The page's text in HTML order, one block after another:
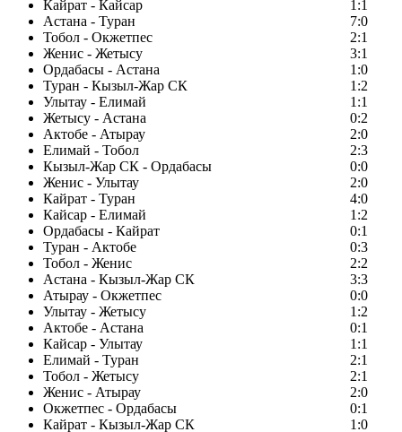
Кайрат - Кайсар
1:1
Астана - Туран
7:0
Тобол - Окжетпес
2:1
Женис - Жетысу
3:1
Ордабасы - Астана
1:0
Туран - Кызыл-Жар СК
1:2
Улытау - Елимай
1:1
Жетысу - Астана
0:2
Актобе - Атырау
2:0
Елимай - Тобол
2:3
Кызыл-Жар СК - Ордабасы
0:0
Женис - Улытау
2:0
Кайрат - Туран
4:0
Кайсар - Елимай
1:2
Ордабасы - Кайрат
0:1
Туран - Актобе
0:3
Тобол - Женис
2:2
Астана - Кызыл-Жар СК
3:3
Атырау - Окжетпес
0:0
Улытау - Жетысу
1:2
Актобе - Астана
0:1
Кайсар - Улытау
1:1
Елимай - Туран
2:1
Тобол - Жетысу
2:1
Женис - Атырау
2:0
Окжетпес - Ордабасы
0:1
Кайрат - Кызыл-Жар СК
1:0